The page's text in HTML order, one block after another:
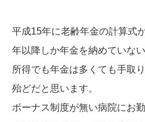
平成15年に老齢年金の計算式
年以降しか年金を納めていな
所得でも年金は多くても手取
殆どだと思います。
ボーナス制度が無い病院にお